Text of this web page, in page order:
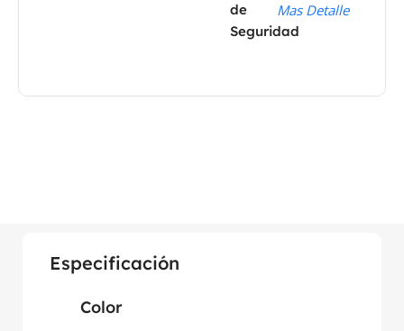
de
Seguridad
Mas Detalle
Especificación
Color